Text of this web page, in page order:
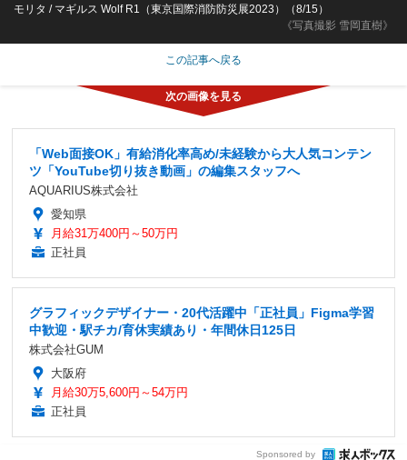
《写真撮影 雪岡直樹》
モリタ / マギルス Wolf R1（東京国際消防防災展2023）（8/15）
この記事へ戻る
「Web面接OK」有給消化率高め/未経験から大人気コンテン
ツ「YouTube切り抜き動画」の編集スタッフへ
AQUARIUS株式会社
愛知県
月給31万400円～50万円
正社員
グラフィックデザイナー・20代活躍中「正社員」Figma学習
中歓迎・駅チカ/育休実績あり・年間休日125日
株式会社GUM
大阪府
月給30万5,600円～54万円
正社員
Sponsored by